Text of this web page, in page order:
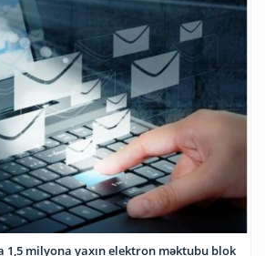
1,5 milyona yaxın elektron məktubu blok